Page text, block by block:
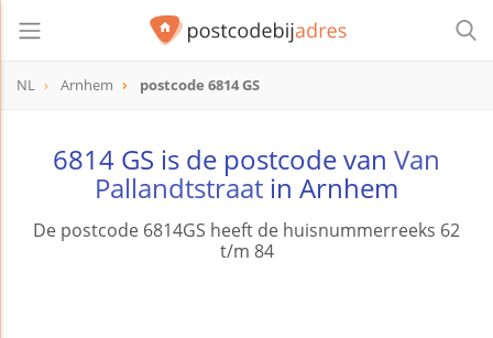
NL Arnhem postcode 6814 GS
6814 GS is de postcode van Van
Pallandtstraat in Arnhem
De postcode 6814GS heeft de huisnummerreeks 62
t/m 84